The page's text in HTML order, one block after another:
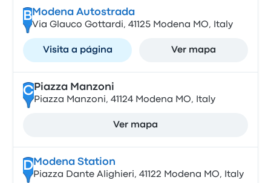
B Modena Autostrada
Via Glauco Gottardi, 41125 Modena MO, Italy
Visita a página Ver mapa
CPiazza Manzoni
Piazza Manzoni, 41124 Modena MO, Italy
Ver mapa
DModena Station
Piazza Dante Alighieri, 41122 Modena MO, Italy